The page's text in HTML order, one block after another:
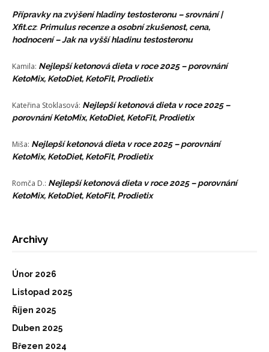
Přípravky na zvýšení hladiny testosteronu – srovnání |
Xfit.cz: Primulus recenze a osobní zkušenost, cena,
hodnocení – Jak na vyšší hladinu testosteronu
Kamila: Nejlepší ketonová dieta v roce 2025 – porovnání
KetoMix, KetoDiet, KetoFit, Prodietix
Kateřina Stoklasová: Nejlepší ketonová dieta v roce 2025 –
porovnání KetoMix, KetoDiet, KetoFit, Prodietix
Miša: Nejlepší ketonová dieta v roce 2025 – porovnání
KetoMix, KetoDiet, KetoFit, Prodietix
Romča D.: Nejlepší ketonová dieta v roce 2025 – porovnání
KetoMix, KetoDiet, KetoFit, Prodietix
Archivy
Únor 2026
Listopad 2025
Říjen 2025
Duben 2025
Březen 2024